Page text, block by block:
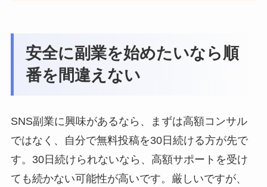
安全に副業を始めたいなら順
番を間違えない
SNS副業に興味があるなら、まずは高額コンサル
ではなく、自分で無料投稿を30日続ける方が先で
す。30日続けられないなら、高額サポートを受け
ても続かない可能性が高いです。厳しいですが、